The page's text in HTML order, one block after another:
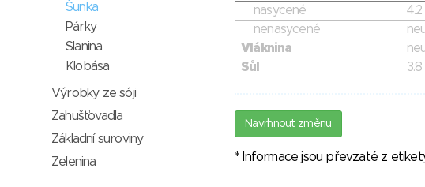
nasycené
nenasycené
Vláknina
Sůl
Navrhnout změnu
* Informace jsou převzaté z
Šunka
Párky
Slanina
Klobása
Výrobky ze sóji
Zahušťovadla
Základní suroviny
Zelenina